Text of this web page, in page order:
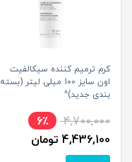
كرم ترمیم کننده سيكالفیت
اون سایز 100 میلی لیتر (بسته
بندی جدید)^
4,700,000
6٪
4,436,100 تومان